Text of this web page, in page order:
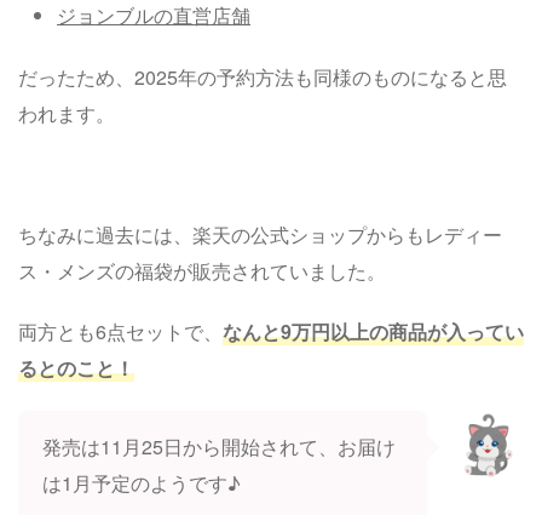
ジョンブルの直営店舗
だったため、2025年の予約方法も同様のものになると思
われます。
ちなみに過去には、楽天の公式ショップからもレディー
ス・メンズの福袋が販売されていました。
両方とも6点セットで、 なんと9万円以上の商品が入ってい
るとのこと！
発売は11月25日から開始されて、お届け
は1月予定のようです♪